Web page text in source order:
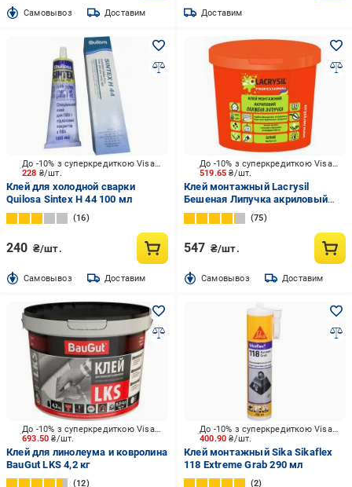
Cамовывоз Доставим Доставим
228 ₴/шт.
До -10% з суперкредиткою Visa Вигода
Клей для холодной сварки
Quilosa Sintex H 44 100 мл
16
240 ₴/шт.
Cамовывоз Доставим
519.65₴/шт.
До -10% з суперкредиткою Visa Вигода
Клей монтажный Lacrysil
Бешеная Липучка акриловый
белый 3 кг
75
547 ₴/шт.
Cамовывоз Доставим
693.50₴/шт.
До -10% з суперкредиткою Visa Вигода
Клей для линолеума и ковролина
BauGut LKS 4,2 кг
12
400.90₴/шт.
До -10% з суперкредиткою Visa Вигода
Клей монтажный Sika Sikaflex
118 Extreme Grab 290 мл
2